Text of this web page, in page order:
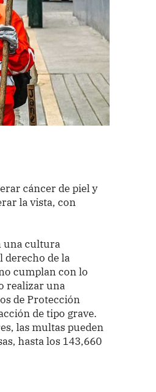
cáncer de piel y
la vista, con
una cultura
derecho de la
cumplan con lo
realizar una
de Protección
de tipo grave.
las multas pueden
hasta los 143,660